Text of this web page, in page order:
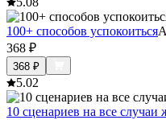
100+ способов успокоиться
368 ₽
368 ₽
5.02
10 сценариев на все случаи